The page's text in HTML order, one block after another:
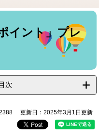
イント」プレ
次
更新日：2025年3月1日更新